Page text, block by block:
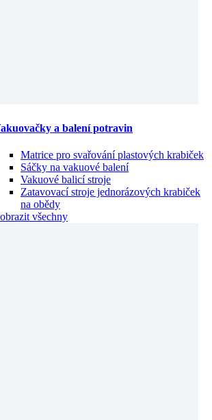
a balení potravin
Matrice pro svařování plastových krabiček
Sáčky na vakuové balení
Vakuové balicí stroje
Zatavovací stroje jednorázových krabiček
na obědy
všechny